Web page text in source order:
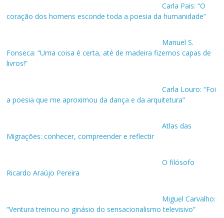
Carla Pais: “O
coração dos homens esconde toda a poesia da humanidade”
Manuel S.
Fonseca: “Uma coisa é certa, até de madeira fizemos capas de
livros!”
Carla Louro: “Foi
a poesia que me aproximou da dança e da arquitetura”
Atlas das
Migrações: conhecer, compreender e reflectir
O filósofo
Ricardo Araújo Pereira
Miguel Carvalho:
“Ventura treinou no ginásio do sensacionalismo televisivo”